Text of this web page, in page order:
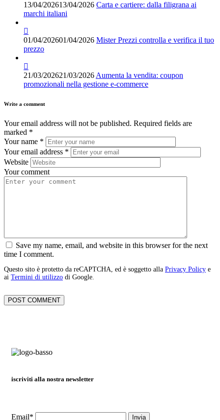
13/04/202613/04/2026 Carta e cartiere: dalla filigrana ai
marchi italiani
01/04/202601/04/2026 Mister Prezzi controlla e verifica il tuo
prezzo
21/03/202621/03/2026 Aumenta la vendita: coupon
promozionali nella gestione e-commerce
Write a comment
Your email address will not be published. Required fields are
marked *
Your name *
Your email address *
Website
Your comment
Save my name, email, and website in this browser for the next
time I comment.
Questo sito è protetto da reCAPTCHA, ed è soggetto alla Privacy Policy e
ai Termini di utilizzo di Google.
iscriviti alla nostra newsletter
Email*